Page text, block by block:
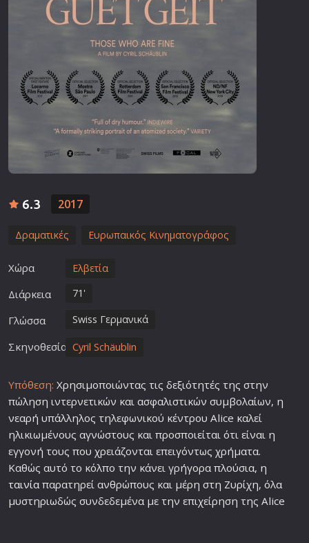
6.3 2017
Δραματικές Ευρωπαικός Κινηματογράφος
Χώρα Ελβετία
Διάρκεια 71'
Γλώσσα Swiss Γερμανικά
Σκηνοθεσία Cyril Schäublin
Υπόθεση: Χρησιμοποιώντας τις δεξιότητές της στην
πώληση ιντερνετικών και ασφαλιστικών συμβολαίων, η
νεαρή υπάλληλος τηλεφωνικού κέντρου Alice καλεί
ηλικιωμένους αγνώστους και προσποιείται ότι είναι η
εγγονή τους που χρειάζονται επειγόντως χρήματα.
Καθώς αυτό το κόλπο την κάνει γρήγορα πλούσια, η
ταινίαπαρατηρεί ανθρώπους και μέρη στη Ζυρίχη, όλα
μυστηριωδώς συνδεδεμένα με την επιχείρηση της Alice